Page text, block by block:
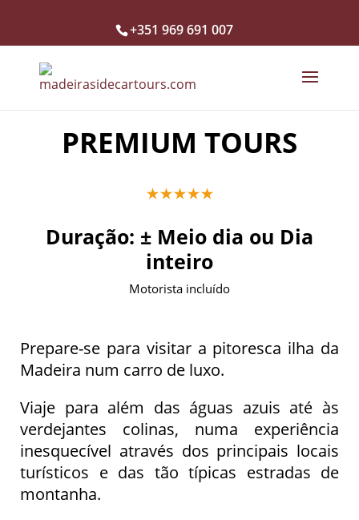
+351 969 691 007
PREMIUM TOURS
Duração: ± Meio dia ou Dia
inteiro
Motorista incluído
Prepare-se para visitar a pitoresca ilha da
Madeira num carro de luxo.
Viaje para além das águas azuis até às
verdejantes colinas, numa experiência
inesquecível através dos principais locais
turísticos e das tão típicas estradas de
montanha.